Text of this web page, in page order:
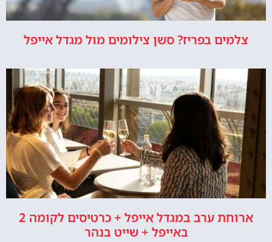
צלמים בפריז? סשן צילומים מול מגדל אייפל
ארוחת ערב במגדל אייפל + כרטיסים לקומה 2
באייפל + שייט בנהר